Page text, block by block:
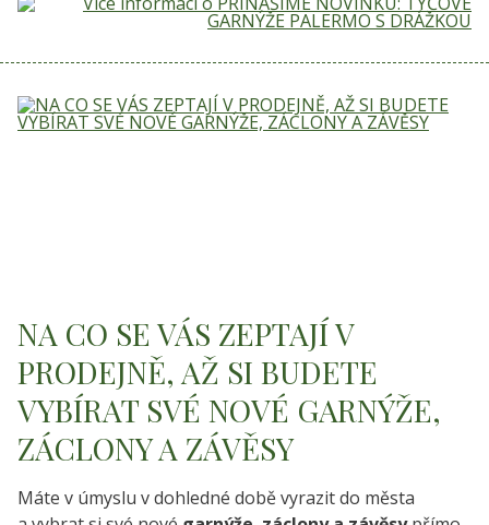
NA CO SE VÁS ZEPTAJÍ V
PRODEJNĚ, AŽ SI BUDETE
VYBÍRAT SVÉ NOVÉ GARNÝŽE,
ZÁCLONY A ZÁVĚSY
Máte v úmyslu v dohledné době vyrazit do města